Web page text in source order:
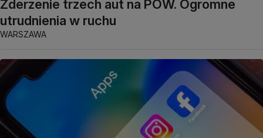
Zderzenie trzech aut na POW. Ogromne
utrudnienia w ruchu
WARSZAWA